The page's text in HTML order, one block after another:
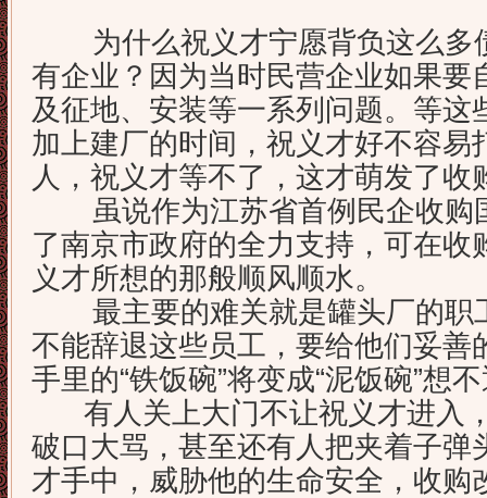
为什么祝义才宁愿背负这么多
有企业？因为当时民营企业如果要
及征地、安装等一系列问题。等这
加上建厂的时间，祝义才好不容易
人，祝义才等不了，这才萌发了收
虽说作为江苏省首例民企收购
了南京市政府的全力支持，可在收
义才所想的那般顺风顺水。
最主要的难关就是罐头厂的职
不能辞退这些员工，要给他们妥善
手里的“铁饭碗”将变成“泥饭碗”想
有人关上大门不让祝义才进入
破口大骂，甚至还有人把夹着子弹
才手中，威胁他的生命安全，收购